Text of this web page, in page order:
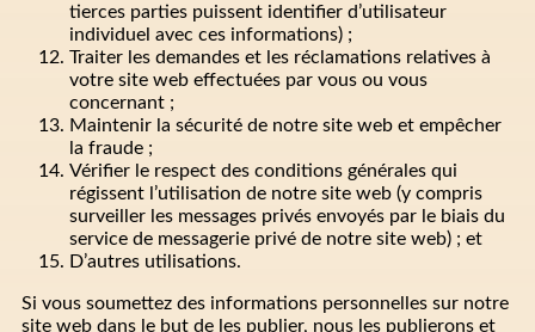
tierces parties puissent identifier d’utilisateur
individuel avec ces informations) ;
Traiter les demandes et les réclamations relatives à
votre site web effectuées par vous ou vous
concernant ;
Maintenir la sécurité de notre site web et empêcher
la fraude ;
Vérifier le respect des conditions générales qui
régissent l’utilisation de notre site web (y compris
surveiller les messages privés envoyés par le biais du
service de messagerie privé de notre site web) ; et
D’autres utilisations.
Si vous soumettez des informations personnelles sur notre
site web dans le but de les publier, nous les publierons et